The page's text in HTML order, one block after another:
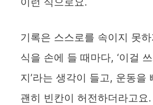
기록은 스스로를 속이지 못
식을 손에 들 때마다, ‘이걸
지’라는 생각이 들고, 운동을
괜히 빈칸이 허전하더라고요